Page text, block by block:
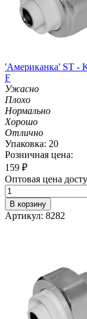
'Американка' ST -
F
Ужасно
Плохо
Нормально
Хорошо
Отлично
Упаковка: 20
Розничная цена:
159 ₽
Оптовая цена
В корзину
Артикул: 8282